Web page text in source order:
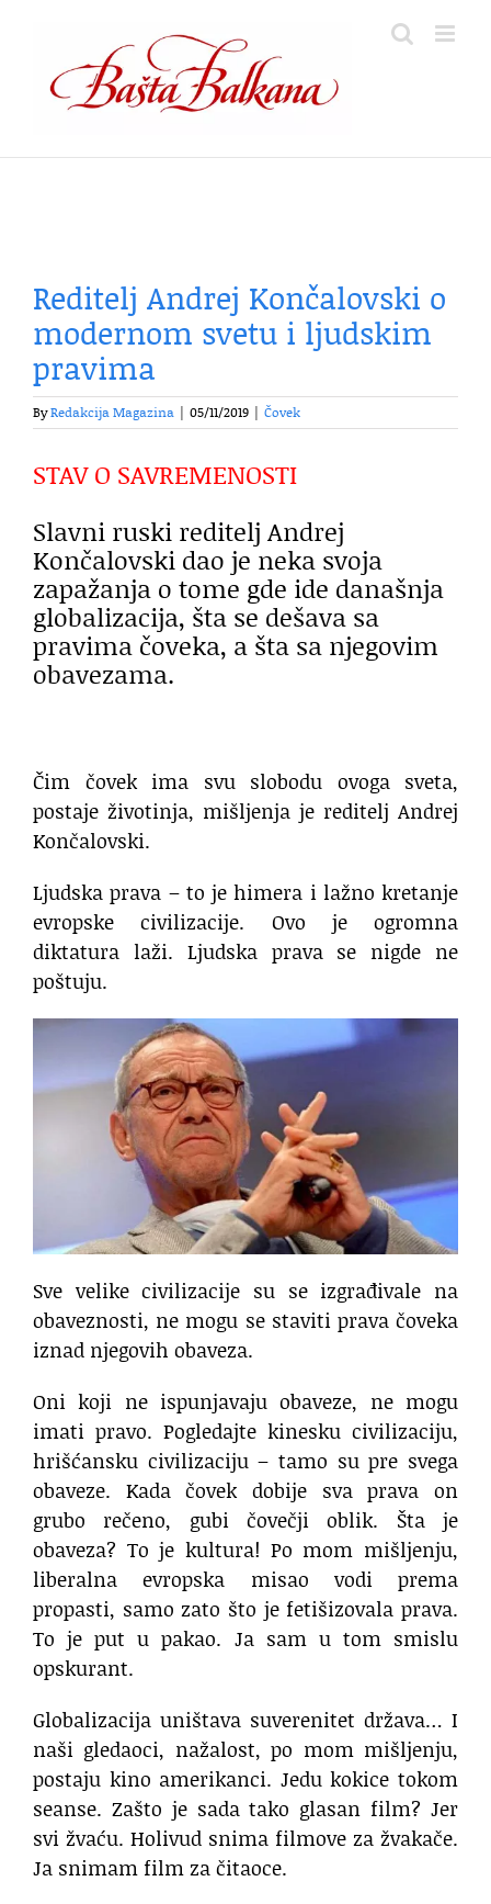
content
Reditelj Andrej Končalovski o
modernom svetu i ljudskim
pravima
ByRedakcija Magazina 05/11/2019 Čovek
STAV O SAVREMENOSTI
Slavni ruski reditelj Andrej
Končalovski dao je neka svoja
zapažanja o tome gde ide današnja
globalizacija, šta se dešava sa
pravima čoveka, a šta sa njegovim
obavezama.
Čim čovek ima svu slobodu ovoga sveta,
postaje životinja, mišljenja je reditelj Andrej
Končalovski.
Ljudska prava – to je himera i lažno kretanje
evropske civilizacije. Ovo je ogromna
diktatura laži. Ljudska prava se nigde ne
poštuju.
Sve velike civilizacije su se izgrađivale na
obaveznosti, ne mogu se staviti prava čoveka
iznad njegovih obaveza.
Oni koji ne ispunjavaju obaveze, ne mogu
imati pravo. Pogledajte kinesku civilizaciju,
hrišćansku civilizaciju – tamo su pre svega
obaveze. Kada čovek dobije sva prava on
grubo rečeno, gubi čovečji oblik. Šta je
obaveza? To je kultura! Po mom mišljenju,
liberalna evropska misao vodi prema
propasti, samo zato što je fetišizovala prava.
To je put u pakao. Ja sam u tom smislu
opskurant.
Globalizacija uništava suverenitet država… I
naši gledaoci, nažalost, po mom mišljenju,
postaju kino amerikanci. Jedu kokice tokom
seanse. Zašto je sada tako glasan film? Jer
svi žvaću. Holivud snima filmove za žvakače.
Ja snimam film za čitaoce.